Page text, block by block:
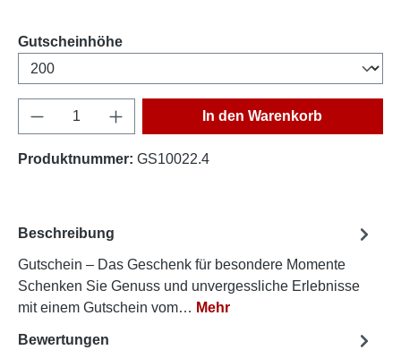
Gutscheinhöheauswählen
Produkt Anzahl: Gib den gewünschten
In den Warenkorb
Produktnummer: GS10022.4
Beschreibung
Gutschein – Das Geschenk für besondere Momente
Schenken Sie Genuss und unvergessliche Erlebnisse
mit einem Gutschein vom… Mehr
Bewertungen